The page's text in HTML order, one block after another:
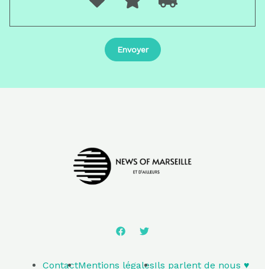
ContactMentions légalesIls parlent de nous ♥️